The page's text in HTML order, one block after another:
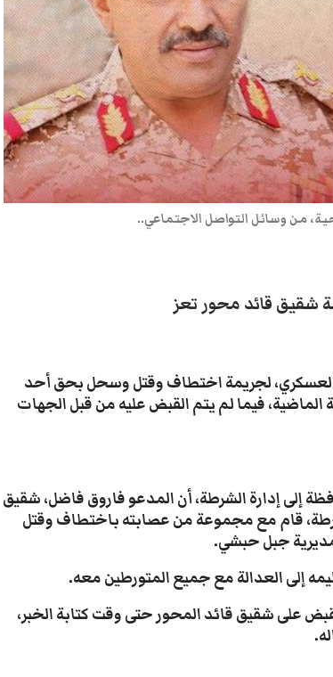
من وسائل التواصل الاجتماعي..
شقيق قائد محور تعز
لجريمة اختطاف وقتل وسحل بحق أحد
فيما لم يتم القبض عليه من قبل الجهات
إلى إدارة الشرطة، أن المدعو فاروق فاضل، شقيق
قام مع مجموعة من عصابته باختطاف وقتل
جبل حبشي.
إلى العدالة مع جميع المتورطين معه.
على شقيق قائد المحور حتى وقت كتابة الخبر،
موكب محافظ تعز يدهس طفلاً
ويتركه في العناية المركزة
28-يوليو- 2026
سيول تعز تجرف الممتلكات وتقتل
مسنة في جبل حبشي
28-يوليو- 2026
تزايد انتشار الكلاب الضالة بتعز يثير
قلق السكان
27-يوليو- 2026
27-يوليو- 2026
27-يوليو- 2026